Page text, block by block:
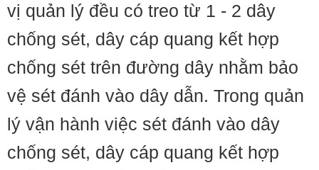
vị quản lý đều có treo từ 1 - 2 dây
chống sét, dây cáp quang kết hợp
chống sét trên đường dây nhằm bảo
vệ sét đánh vào dây dẫn. Trong quản
lý vận hành việc sét đánh vào dây
chống sét, dây cáp quang kết hợp